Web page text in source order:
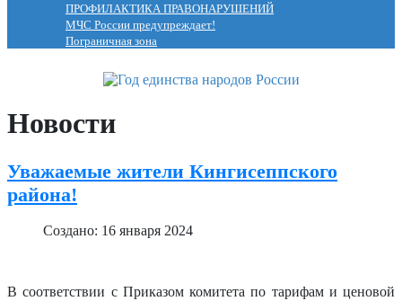
ПРОФИЛАКТИКА ПРАВОНАРУШЕНИЙ
МЧС России предупреждает!
Пограничная зона
Новости
Уважаемые жители Кингисеппского
района!
Создано: 16 января 2024
В соответствии с Приказом комитета по тарифам и ценовой